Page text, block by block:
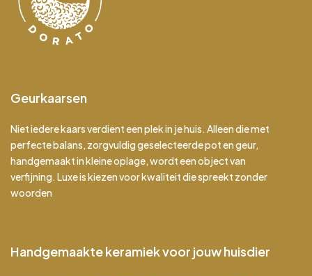
Geurkaarsen
Niet iedere kaars verdient een plek in je huis. Alleen die met
perfecte balans, zorgvuldig geselecteerde pot en geur,
handgemaakt in kleine oplage, wordt een object van
verfijning. Luxe is kiezen voor kwaliteit die spreekt zonder
woorden
Handgemaakte keramiek voor jouw huisdier